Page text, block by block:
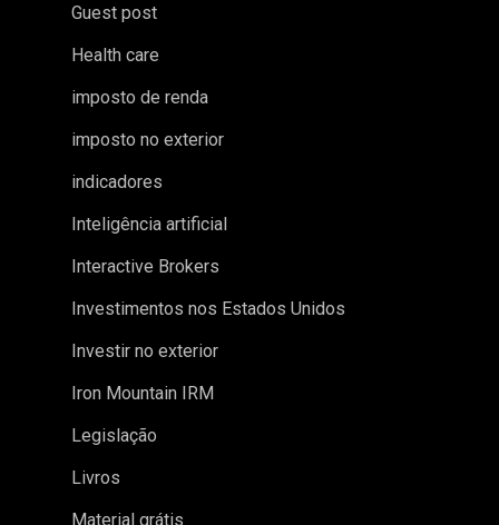
Guest post
Health care
imposto de renda
imposto no exterior
indicadores
Inteligência artificial
Interactive Brokers
Investimentos nos Estados Unidos
Investir no exterior
Iron Mountain IRM
Legislação
Livros
Material grátis